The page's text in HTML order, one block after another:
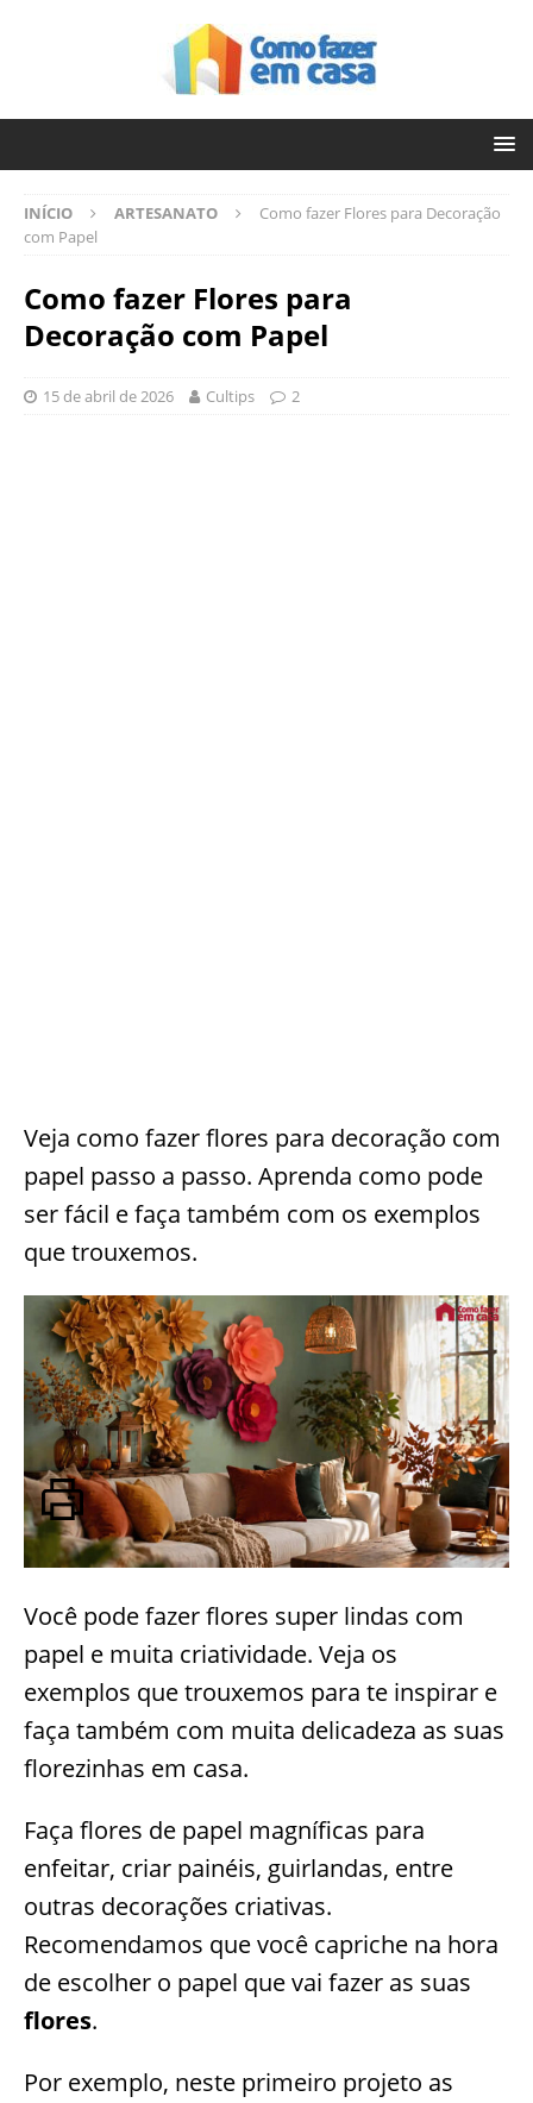
INÍCIO ARTESANATO
Como fazer Flores para Decoração
com Papel
Como fazer Flores para
Decoração com Papel
15 de abril de 2026 Cultips 2
Veja como fazer flores para decoração com
papel passo a passo. Aprenda como pode
ser fácil e faça também com os exemplos
que trouxemos.
Você pode fazer flores super lindas com
papel e muita criatividade. Veja os
exemplos que trouxemos para te inspirar e
faça também com muita delicadeza as suas
florezinhas em casa.
Faça flores de papel magníficas para
enfeitar, criar painéis, guirlandas, entre
outras decorações criativas.
Recomendamos que você capriche na hora
de escolher o papel que vai fazer as suas
flores.
Por exemplo, neste primeiro projeto as